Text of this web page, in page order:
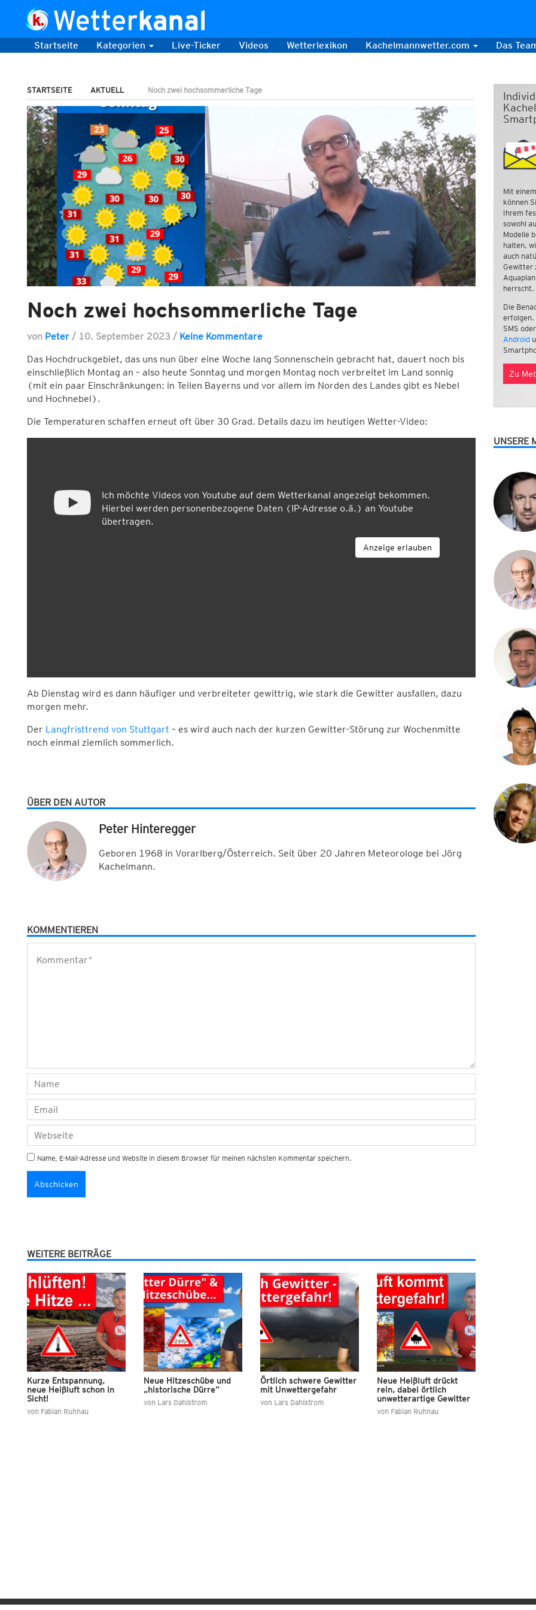
Startseite Kategorien Live-Ticker Videos Wetterlexikon Kachelmannwetter.com Das
STARTSEITE AKTUELL Noch zwei hochsommerliche Tage
Noch zwei hochsommerliche Tage
von Peter / 10. September 2023 / Keine Kommentare
Das Hochdruckgebiet, das uns nun über eine Woche lang Sonnenschein gebracht hat, dauert noch bis
einschließlich Montag an – also heute Sonntag und morgen Montag noch verbreitet im Land sonnig
(mit ein paar Einschränkungen: in Teilen Bayerns und vor allem im Norden des Landes gibt es Nebel
und Hochnebel).
Die Temperaturen schaffen erneut oft über 30 Grad. Details dazu im heutigen Wetter-Video:
Ich möchte Videos von Youtube auf dem Wetterkanal angezeigt bekommen.
Hierbei werden personenbezogene Daten (IP-Adresse o.ä.) an Youtube
übertragen.
Anzeige erlauben
Ab Dienstag wird es dann häufiger und verbreiteter gewittrig, wie stark die Gewitter ausfallen, dazu
morgen mehr.
Der Langfristtrend von Stuttgart – es wird auch nach der kurzen Gewitter-Störung zur Wochenmitte
noch einmal ziemlich sommerlich.
ÜBER DEN AUTOR
Peter Hinteregger
Geboren 1968 in Vorarlberg/Österreich. Seit über 20 Jahren Meteorologe bei Jörg
Kachelmann.
KOMMENTIEREN
Name, E-Mail-Adresse und Website in diesem Browser für meinen nächsten Kommentar speichern.
WEITERE BEITRÄGE
Kurze Entspannung,
neue Heißluft schon in
Sicht!
von Fabian Ruhnau
Neue Hitzeschübe und
„historische Dürre“
von Lars Dahlstrom
Örtlich schwere Gewitter
mit Unwettergefahr
von Lars Dahlstrom
Neue Heißluft drückt
rein, dabei örtlich
unwetterartige Gewitter
von Fabian Ruhnau
Mit
können
Ihrem
sowohl
Modelle
halten,
auch
Gewitter
herrscht.
Die
erfolgen.
SMS
Android
Zu
UNSERE